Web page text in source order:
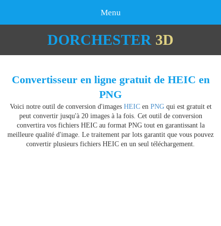
Menu
DORCHESTER 3D
Convertisseur en ligne gratuit de HEIC en
PNG
Voici notre outil de conversion d'images HEICen PNGqui est gratuit et
peut convertir jusqu'à 20 images à la fois. Cet outil de conversion
convertira vos fichiers HEIC au format PNG tout en garantissant la
meilleure qualité d'image. Le traitement par lots garantit que vous pouvez
convertir plusieurs fichiers HEIC en un seul téléchargement.